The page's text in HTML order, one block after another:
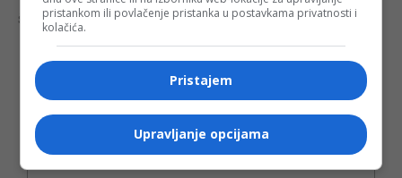
Šta mislite o ovoj temi?
Vaša e-mail adresa neće biti objavljena. Sva polja su
obavezna!
Ime
pristankom ili povlačenje pristanka u postavkama privatnosti i
kolačića.
Pristajem
Upravljanje opcijama